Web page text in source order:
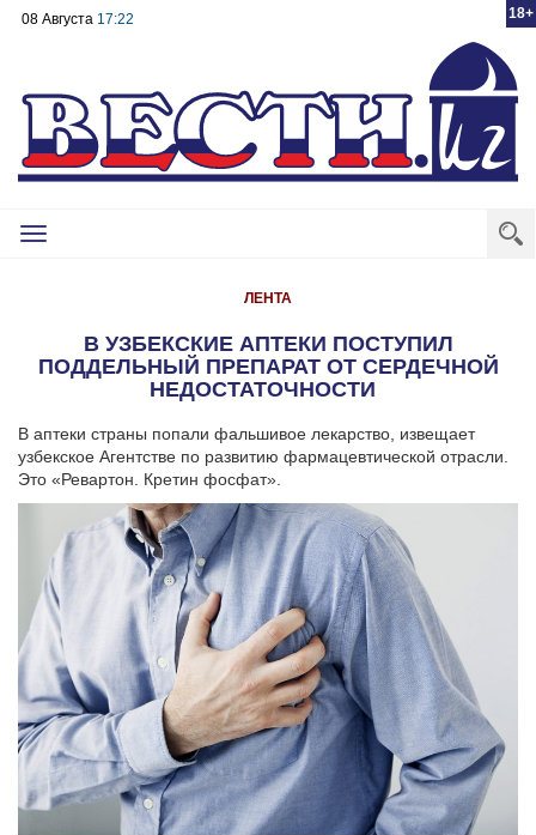
18+
08 Августа 17:22
Toggle
ЛЕНТА
В УЗБЕКСКИЕ АПТЕКИ ПОСТУПИЛ
ПОДДЕЛЬНЫЙ ПРЕПАРАТ ОТ СЕРДЕЧНОЙ
НЕДОСТАТОЧНОСТИ
В аптеки страны попали фальшивое лекарство, извещает
узбекское Агентстве по развитию фармацевтической отрасли.
Это «Ревартон. Кретин фосфат».